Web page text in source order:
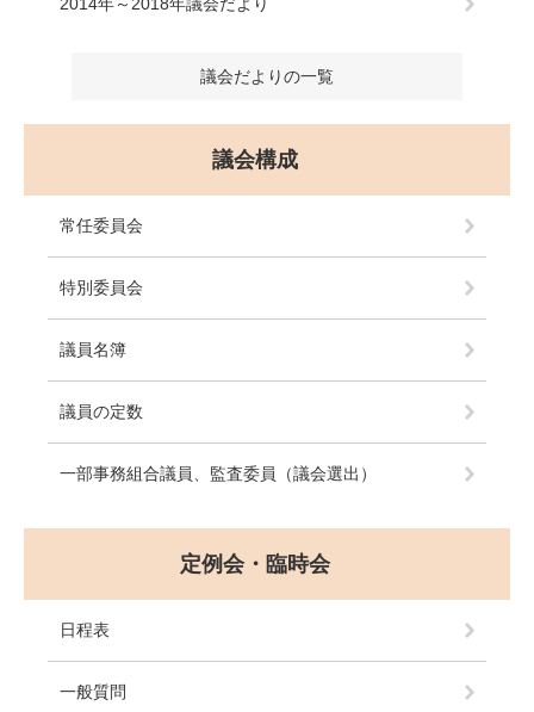
議会だよりの一覧
議会構成
常任委員会
特別委員会
議員名簿
議員の定数
一部事務組合議員、監査委員（議会選出）
定例会・臨時会
日程表
一般質問